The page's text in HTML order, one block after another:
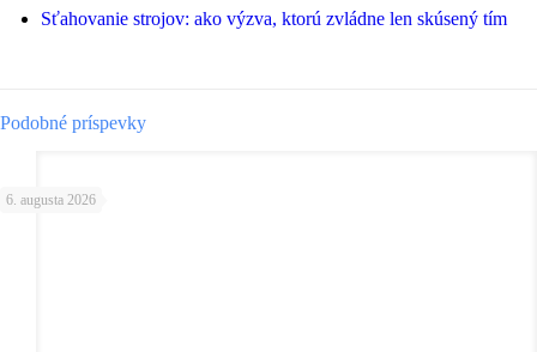
Sťahovanie strojov: ako výzva, ktorú zvládne len skúsený tím
Podobné príspevky
6. augusta 2026